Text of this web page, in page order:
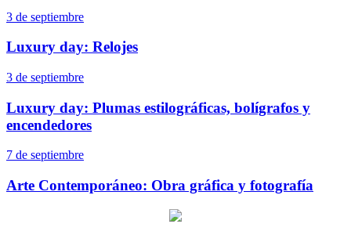
3 de septiembre
Luxury day: Relojes
3 de septiembre
Luxury day: Plumas estilográficas, bolígrafos y
encendedores
7 de septiembre
Arte Contemporáneo: Obra gráfica y fotografía